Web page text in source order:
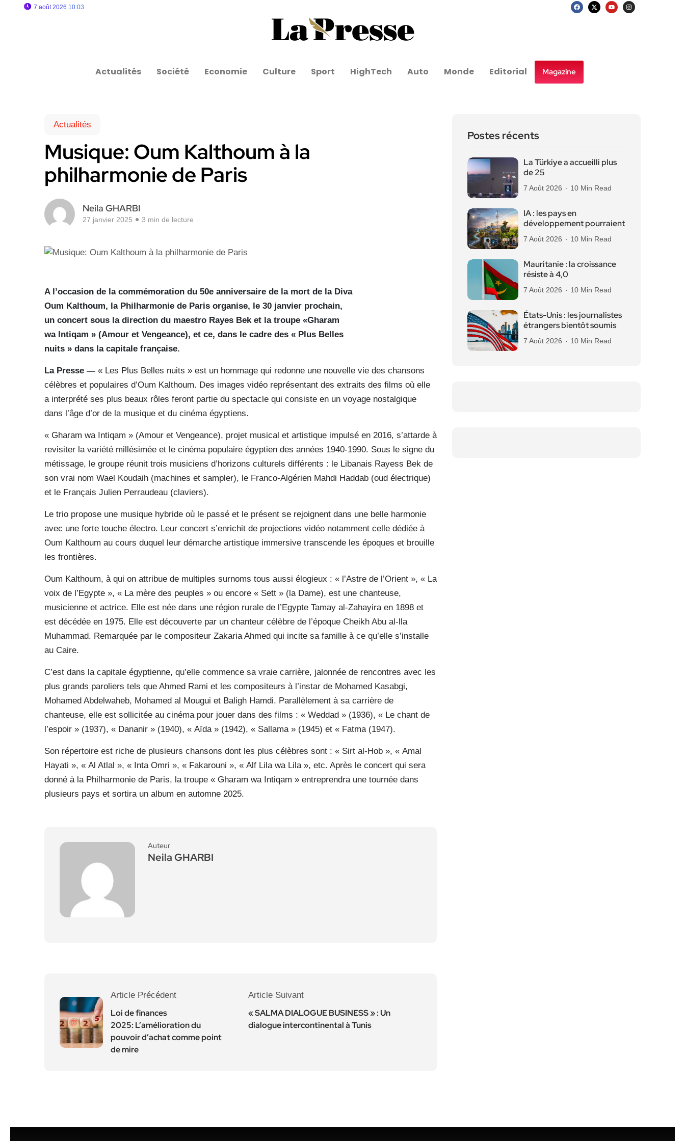
7 août 2026 10:03
Actualités Société Economie Culture Sport HighTech Auto Monde Editorial Magazine
Actualités
Musique: Oum Kalthoum à la
philharmonie de Paris
Neila GHARBI
27 janvier 2025 3 min de lecture
A l’occasion de la commémoration du 50e anniversaire de la mort de la Diva
Oum Kalthoum, la Philharmonie de Paris organise, le 30 janvier prochain,
un concert sous la direction du maestro Rayes Bek et la troupe «Gharam
wa Intiqam » (Amour et Vengeance), et ce, dans le cadre des « Plus Belles
nuits » dans la capitale française.
La Presse — « Les Plus Belles nuits » est un hommage qui redonne une nouvelle vie des chansons
célèbres et populaires d’Oum Kalthoum. Des images vidéo représentant des extraits des films où elle
a interprété ses plus beaux rôles feront partie du spectacle qui consiste en un voyage nostalgique
dans l’âge d’or de la musique et du cinéma égyptiens.
« Gharam wa Intiqam » (Amour et Vengeance), projet musical et artistique impulsé en 2016, s’attarde à
revisiter la variété millésimée et le cinéma populaire égyptien des années 1940-1990. Sous le signe du
métissage, le groupe réunit trois musiciens d’horizons culturels différents : le Libanais Rayess Bek de
son vrai nom Wael Koudaih (machines et sampler), le Franco-Algérien Mahdi Haddab (oud électrique)
et le Français Julien Perraudeau (claviers).
Le trio propose une musique hybride où le passé et le présent se rejoignent dans une belle harmonie
avec une forte touche électro. Leur concert s’enrichit de projections vidéo notamment celle dédiée à
Oum Kalthoum au cours duquel leur démarche artistique immersive transcende les époques et brouille
les frontières.
Oum Kalthoum, à qui on attribue de multiples surnoms tous aussi élogieux : « l’Astre de l’Orient », « La
voix de l’Egypte », « La mère des peuples » ou encore « Sett » (la Dame), est une chanteuse,
musicienne et actrice. Elle est née dans une région rurale de l’Egypte Tamay al-Zahayira en 1898 et
est décédée en 1975. Elle est découverte par un chanteur célèbre de l’époque Cheikh Abu al-lla
Muhammad. Remarquée par le compositeur Zakaria Ahmed qui incite sa famille à ce qu’elle s’installe
au Caire.
C’est dans la capitale égyptienne, qu’elle commence sa vraie carrière, jalonnée de rencontres avec les
plus grands paroliers tels que Ahmed Rami et les compositeurs à l’instar de Mohamed Kasabgi,
Mohamed Abdelwaheb, Mohamed al Mougui et Baligh Hamdi. Parallèlement à sa carrière de
chanteuse, elle est sollicitée au cinéma pour jouer dans des films : « Weddad » (1936), « Le chant de
l’espoir » (1937), « Dananir » (1940), « Aïda » (1942), « Sallama » (1945) et « Fatma (1947).
Son répertoire est riche de plusieurs chansons dont les plus célèbres sont : « Sirt al-Hob », « Amal
Hayati », « Al Atlal », « Inta Omri », « Fakarouni », « Alf Lila wa Lila », etc. Après le concert qui sera
donné à la Philharmonie de Paris, la troupe « Gharam wa Intiqam » entreprendra une tournée dans
plusieurs pays et sortira un album en automne 2025.
Auteur
Neila GHARBI
Article Précédent
Loi de finances
2025: L’amélioration du
pouvoir d’achat comme point
de mire
Article Suivant
« SALMA DIALOGUE BUSINESS » : Un
dialogue intercontinental à Tunis
Postes récents
La Türkiye a accueilli plus
de 25
7 Août 2026 10 Min Read
IA : les pays en
développement pourraient
7 Août 2026 10 Min Read
Mauritanie : la croissance
résiste à 4,0
7 Août 2026 10 Min Read
États-Unis : les journalistes
étrangers bientôt soumis
7 Août 2026 10 Min Read